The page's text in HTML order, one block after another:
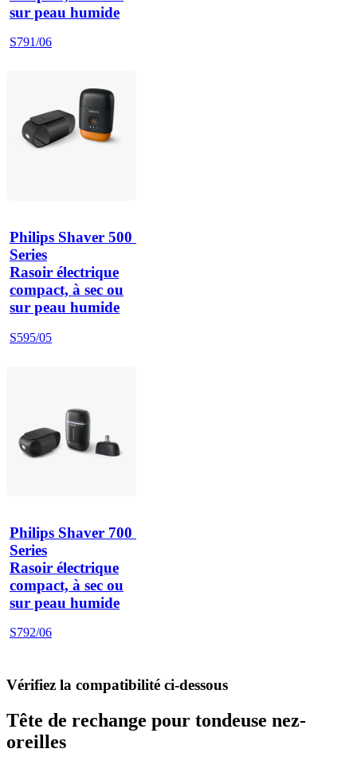
sur peau humide
S791/06
Philips Shaver 500
Series
Rasoir électrique
compact, à sec ou
sur peau humide
S595/05
Philips Shaver 700
Series
Rasoir électrique
compact, à sec ou
sur peau humide
S792/06
Vérifiez la compatibilité ci-dessous
Tête de rechange pour tondeuse nez-
oreilles